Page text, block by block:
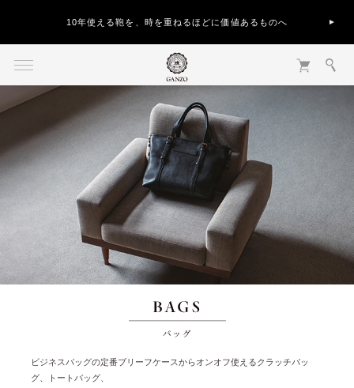
10年使える鞄を、時を重ねるほどに価値あるものへ
ビジネスバッグの定番ブリーフケースからオンオフ使えるクラッチバッ
グ、トートバッグ、